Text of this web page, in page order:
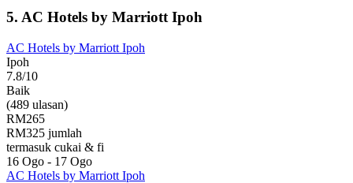
5. AC Hotels by Marriott Ipoh
AC Hotels by Marriott Ipoh
Ipoh
7.8/10
Baik
(489 ulasan)
RM265
RM325 jumlah
termasuk cukai & fi
16 Ogo - 17 Ogo
AC Hotels by Marriott Ipoh